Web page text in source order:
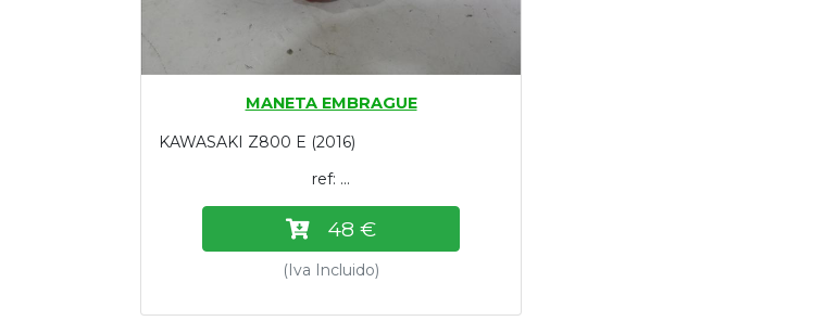
MANETA EMBRAGUE
KAWASAKI Z800 E (2016)
ref: ...
48 €
(Iva Incluido)